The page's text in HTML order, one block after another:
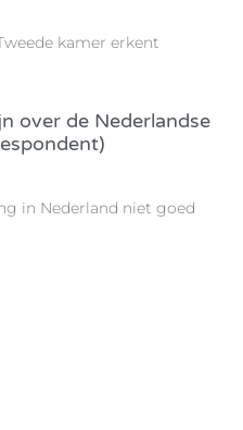
kamer erkent
over de Nederlandse
in Nederland niet goed